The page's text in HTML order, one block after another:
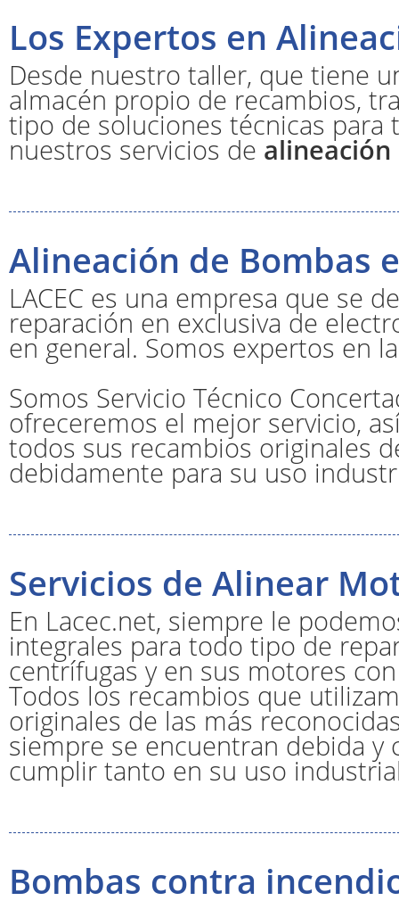
Los Expertos en
Desde nuestro taller, que tiene
almacén propio de recambios,
tipo de soluciones técnicas
nuestros servicios de
Alineación de Bombas
LACEC es una empresa que se
reparación en exclusiva de
en general. Somos expertos en
Somos Servicio Técnico
ofreceremos el mejor servicio,
todos sus recambios originales
debidamente para su uso
Servicios de Alinear
En Lacec.net, siempre le
integrales para todo tipo de
centrífugas y en sus motores
Todos los recambios que
originales de las más
siempre se encuentran debida
cumplir tanto en su uso
Bombas contra